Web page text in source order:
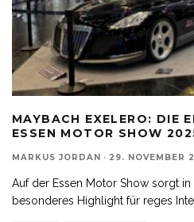
MAYBACH EXELERO: DIE
ESSEN MOTOR SHOW
MARKUS JORDAN · 29. NOVEMBER
Auf der Essen Motor Show sorgt
besonderes Highlight für reges